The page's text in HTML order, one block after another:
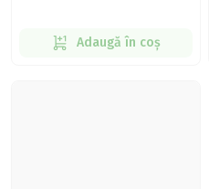
Adaugă în coș